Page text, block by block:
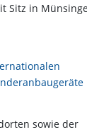
Sitz in
sowie der